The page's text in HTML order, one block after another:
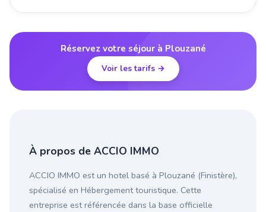
Réservez votre séjour à Plouzané
Voir les tarifs →
À propos de ACCIO IMMO
ACCIO IMMO est un hotel basé à Plouzané (Finistère),
spécialisé en Hébergement touristique. Cette
entreprise est référencée dans la base officielle